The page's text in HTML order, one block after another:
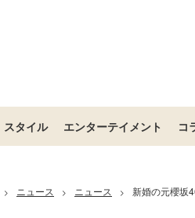
スタイル エンターテイメント コ
> ニュース > ニュース >
新婚の元櫻坂